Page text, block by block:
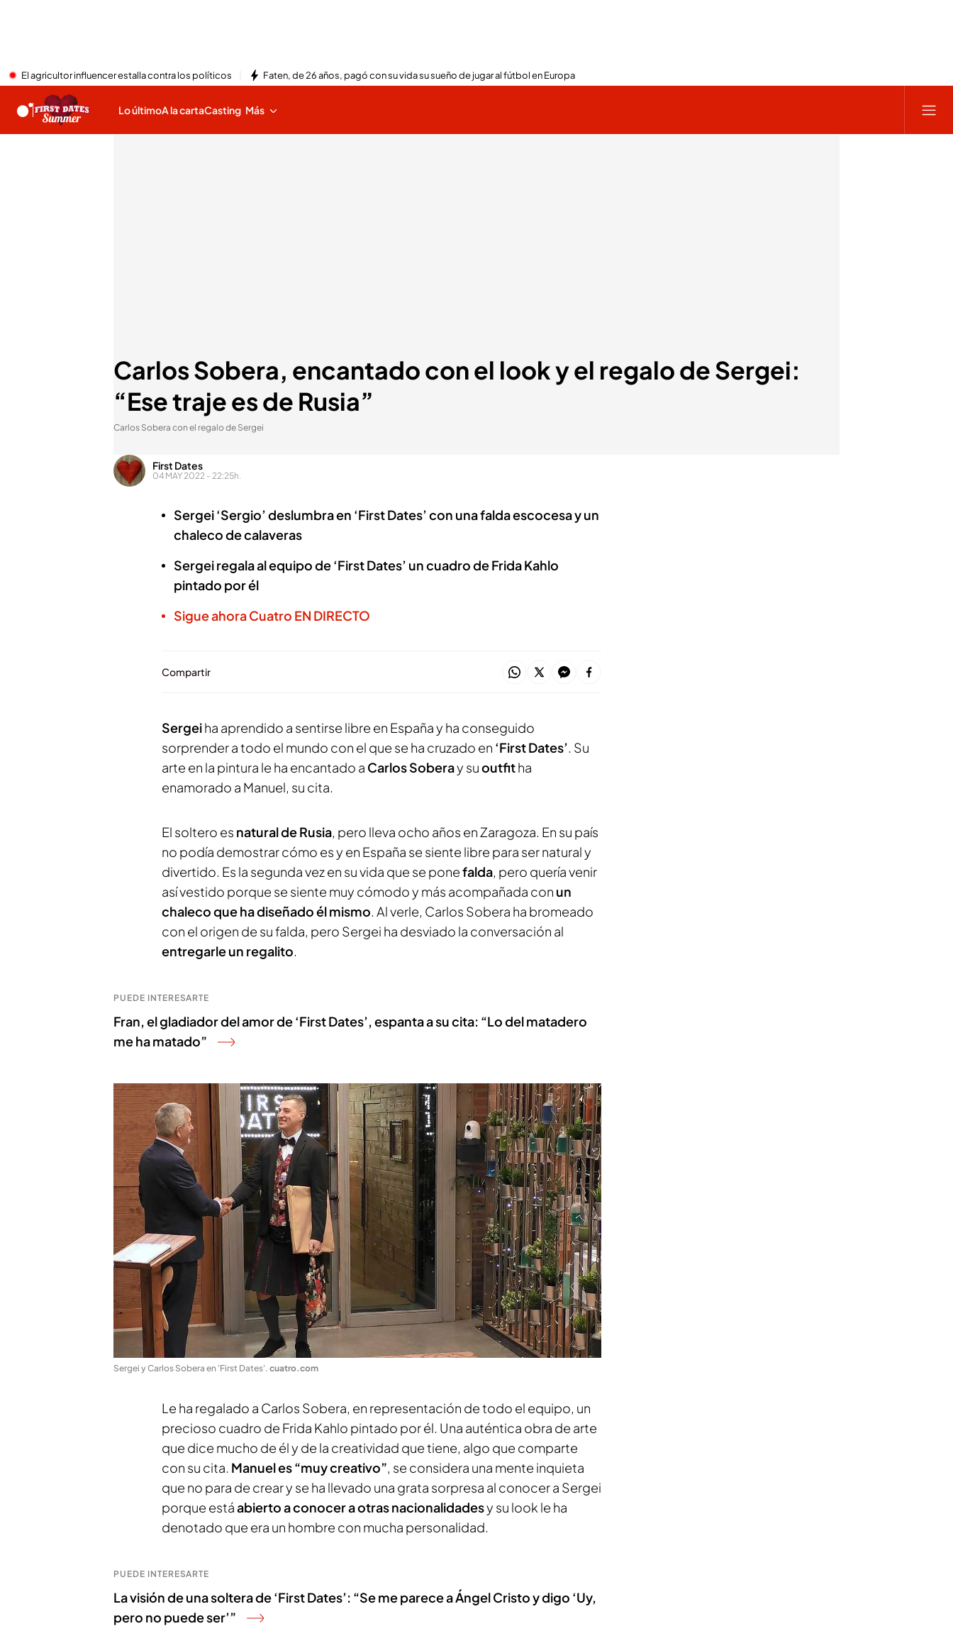
El agricultor influencer estalla contra los políticos Faten, de 26 años, pagó con su vida su sueño de jugar al fútbol en Europa
Lo últimoA la cartaCasting Más
Carlos Sobera, encantado con el look y el regalo de Sergei:
“Ese traje es de Rusia”
Carlos Sobera con el regalo de Sergei
First Dates
04 MAY 2022 - 22:25h.
Sergei ‘Sergio’ deslumbra en ‘First Dates’ con una falda escocesa y un
chaleco de calaveras
Sergei regala al equipo de ‘First Dates’ un cuadro de Frida Kahlo
pintado por él
Sigue ahora Cuatro EN DIRECTO
Compartir
Sergeiha aprendido a sentirse libre en España y ha conseguido
sorprender a todo el mundo con el que se ha cruzado en ‘First Dates’. Su
arte en la pintura le ha encantado a Carlos Soberay suoutfitha
enamorado a Manuel, su cita.
El soltero es natural de Rusia, pero lleva ocho años en Zaragoza. En su país
no podía demostrar cómo es y en España se siente libre para ser natural y
divertido. Es la segunda vez en su vida que se ponefalda, pero quería venir
así vestido porque se siente muy cómodo y más acompañada con un
chaleco que ha diseñado él mismo. Al verle, Carlos Sobera ha bromeado
con el origen de su falda, pero Sergei ha desviado la conversación al
entregarle un regalito.
PUEDE INTERESARTE
Fran, el gladiador del amor de ‘First Dates’, espanta a su cita: “Lo del matadero
me ha matado”
Sergei y Carlos Sobera en 'First Dates'. cuatro.com
Le ha regalado a Carlos Sobera, en representación de todo el equipo, un
precioso cuadro de Frida Kahlo pintado por él. Una auténtica obra de arte
que dice mucho de él y de la creatividad que tiene, algo que comparte
con su cita. Manuel es “muy creativo”, se considera una mente inquieta
que no para de crear y se ha llevado una grata sorpresa al conocer a Sergei
porque estáabierto a conocer a otras nacionalidadesy su look le ha
denotado que era un hombre con mucha personalidad.
PUEDE INTERESARTE
La visión de una soltera de ‘First Dates’: “Se me parece a Ángel Cristo y digo ‘Uy,
pero no puede ser’”